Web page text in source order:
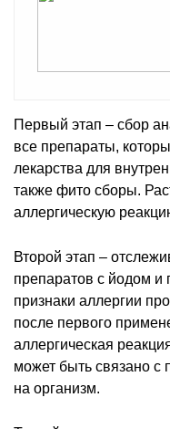
Первый этап – сбор
все препараты,
лекарства для
также фито сборы.
аллергическую
Второй этап –
препаратов с йодом
признаки аллергии
после первого
аллергическая
может быть связано
на организм.